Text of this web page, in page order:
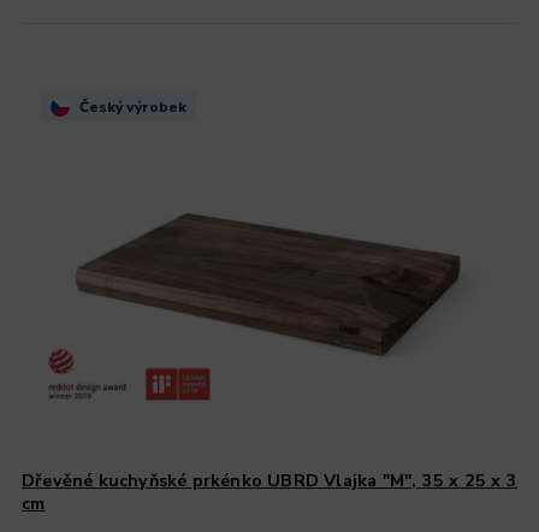
Český výrobek
Dřevěné kuchyňské prkénko UBRD Vlajka "M", 35 x 25 x 3
cm